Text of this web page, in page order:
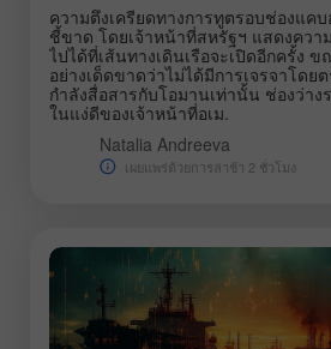
ความตึงเครียดทางการทูตรอบช่องแค
ชี้ขาด โดยเจ้าหน้าที่สหรัฐฯ แสดงควา
ไปได้ที่เส้นทางเดินเรือจะเปิดอีกครั้ง
อย่างเด็ดขาดว่าไม่ได้มีการเจรจาโดย
กำลังสื่อสารกับโอมานเท่านั้น ช่องว่าง
ในแง่ดีของเจ้าหน้าที่อเม.
Natalia Andreeva
เผยแพร่ด้วยการล่าช้า 2 ชั่วโมง